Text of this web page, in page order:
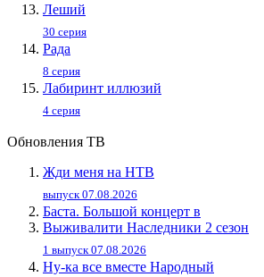
Леший
30 серия
Рада
8 серия
Лабиринт иллюзий
4 серия
Обновления ТВ
Жди меня на НТВ
выпуск 07.08.2026
Баста. Большой концерт в
Выживалити Наследники 2 сезон
1 выпуск 07.08.2026
Ну-ка все вместе Народный